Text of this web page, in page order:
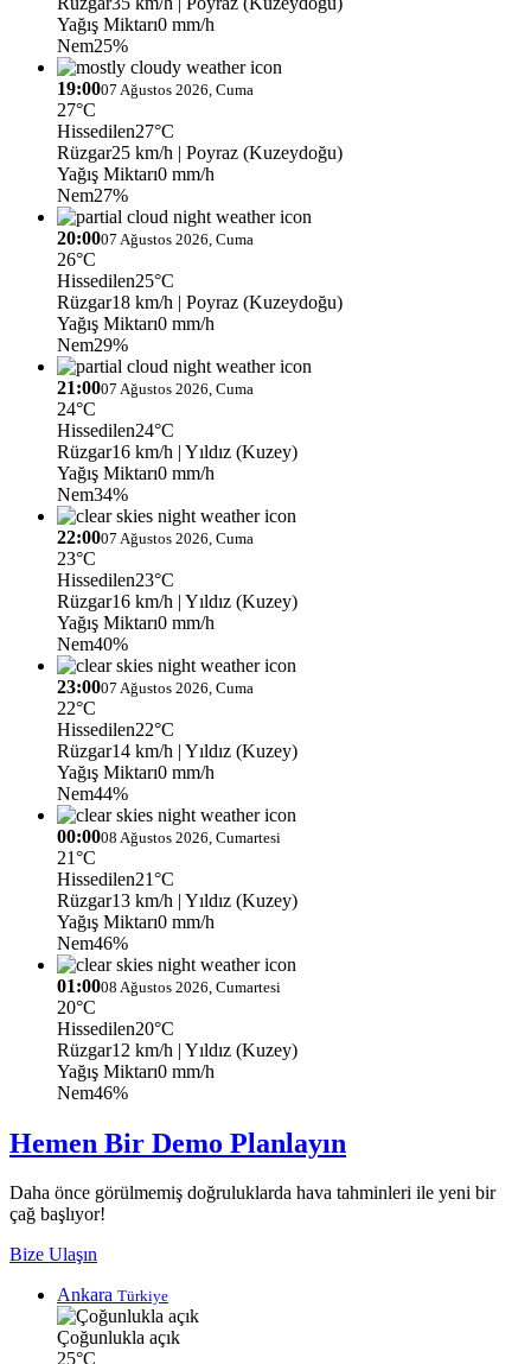
Yağış Miktarı0 mm/h
Nem25%
19:0007 Ağustos 2026, Cuma
27°C
Hissedilen27°C
Rüzgar25 km/h | Poyraz (Kuzeydoğu)
Yağış Miktarı0 mm/h
Nem27%
20:0007 Ağustos 2026, Cuma
26°C
Hissedilen25°C
Rüzgar18 km/h | Poyraz (Kuzeydoğu)
Yağış Miktarı0 mm/h
Nem29%
21:0007 Ağustos 2026, Cuma
24°C
Hissedilen24°C
Rüzgar16 km/h | Yıldız (Kuzey)
Yağış Miktarı0 mm/h
Nem34%
22:0007 Ağustos 2026, Cuma
23°C
Hissedilen23°C
Rüzgar16 km/h | Yıldız (Kuzey)
Yağış Miktarı0 mm/h
Nem40%
23:0007 Ağustos 2026, Cuma
22°C
Hissedilen22°C
Rüzgar14 km/h | Yıldız (Kuzey)
Yağış Miktarı0 mm/h
Nem44%
00:0008 Ağustos 2026, Cumartesi
21°C
Hissedilen21°C
Rüzgar13 km/h | Yıldız (Kuzey)
Yağış Miktarı0 mm/h
Nem46%
01:0008 Ağustos 2026, Cumartesi
20°C
Hissedilen20°C
Rüzgar12 km/h | Yıldız (Kuzey)
Yağış Miktarı0 mm/h
Nem46%
Hemen Bir Demo Planlayın
Daha önce görülmemiş doğruluklarda hava tahminleri ile yeni bir
çağ başlıyor!
Bize Ulaşın
Ankara Türkiye
Çoğunlukla açık
25°C